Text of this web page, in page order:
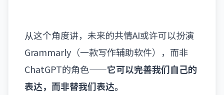
从这个角度讲，未来的共情AI或许可以扮演
Grammarly （一款写作辅助软件） ，而非
ChatGPT的角色——它可以完善我们自己的
表达，而非替我们表达。